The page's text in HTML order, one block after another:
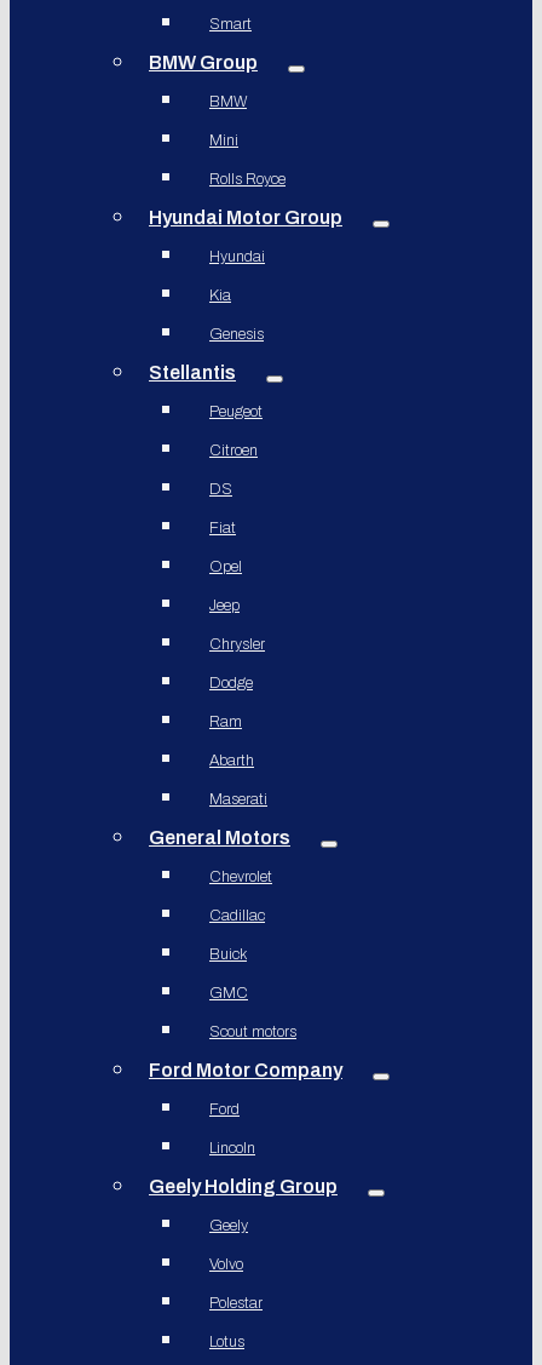
Smart
BMW Group
BMW
Mini
Rolls Royce
Hyundai Motor Group
Hyundai
Kia
Genesis
Stellantis
Peugeot
Citroen
DS
Fiat
Opel
Jeep
Chrysler
Dodge
Ram
Abarth
Maserati
General Motors
Chevrolet
Cadillac
Buick
GMC
Scout motors
Ford Motor Company
Ford
Lincoln
Geely Holding Group
Geely
Volvo
Polestar
Lotus